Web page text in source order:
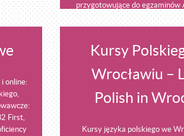
przygotowujące do egzaminów
online:
First,
Kursy
Wrocławiu –
Polish in
Kursy języka polskiego we